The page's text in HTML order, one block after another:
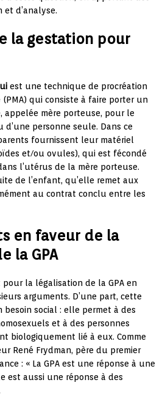
et d’analyse.
la gestation pour
est une technique de procréation
(PMA) qui consiste à faire porter un
appelée mère porteuse, pour le
d’une personne seule. Dans ce
fournissent leur matériel
et/ou ovules), qui est fécondé
l’utérus de la mère porteuse.
de l’enfant, qu’elle remet aux
au contrat conclu entre les
en faveur de la
la GPA
la légalisation de la GPA en
arguments. D’une part, cette
social : elle permet à des
et à des personnes
biologiquement lié à eux. Comme
René Frydman, père du premier
: « La GPA est une réponse à une
est aussi une réponse à des